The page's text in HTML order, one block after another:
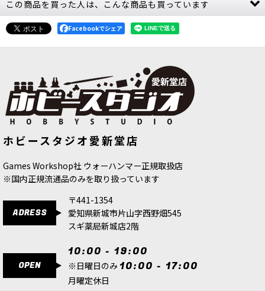
[ルミネス・レルムロード] ヴァナーリ・オーララ
ン・センチネル[87-58]
8,300円(税込)
じりに力を注ぐとき、標的には死が訪れる。ルミ
ネス・レルムロードの優れた射撃部隊である彼ら
は、魔法で強化されているため、重装甲の相手に
も対応可能。また、スクリ…
ン・ウォーデン[87-59
1点
「ヴァナーリ・オーララン・ウォーデン」は敵の
隊列で戦う。ルミネス・レルムロードの最前線を
担うこのユニットは、敵の攻撃を撃退したり、オ
ブジェクトを支配するのに…
★[ルミネス・レルムロード] フラカン・ウインド
チャージャー[87-21]
10,000円(税込)
この商品を買った人は、こんな商品も買っています
ド：フラカン先鋒隊[ 70-874]
21,300円(税込)
ルド ドレッドブレイド・ハロウ
15
4,100円(税込)
Facebookでシェア
ホビースタジオ愛新堂店
Games Workshop社 ウォーハンマー正規取扱店
※国内正規流通品のみを取り扱っています
ADRESS
〒441-1354
愛知県新城市片山字西野畑545
スギ薬局新城店2階
OPEN
10:00 - 19:00
※日曜日のみ 10:00 - 17:00
月曜定休日